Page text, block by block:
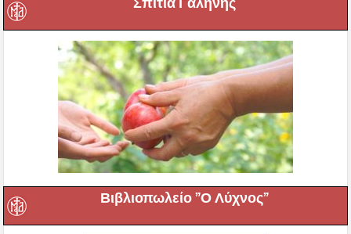
Βιβλιοπωλείο ”Ο Λύχνος”